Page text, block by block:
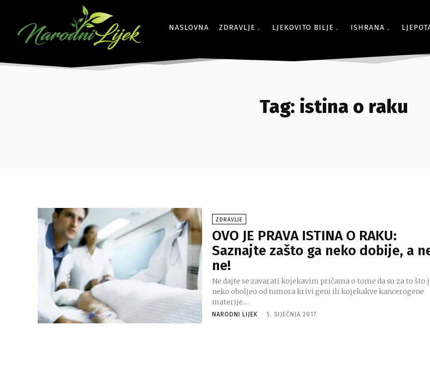
NASLOVNA ZDRAVLJE LJEKOVITO BILJE ISHRANA
Tag: istina o raku
ZDRAVLJE
OVO JE PRAVA ISTINA O RAKU:
Saznajte zašto ga neko dobije, a
ne!
Ne dajte se zavarati kojekavim pričama o tome da su za to što
neko oboljeo od tumora krivi geni ili kojekakve kancerogene
materije....
NARODNI LIJEK - 5. SIJEČNJA 2017.